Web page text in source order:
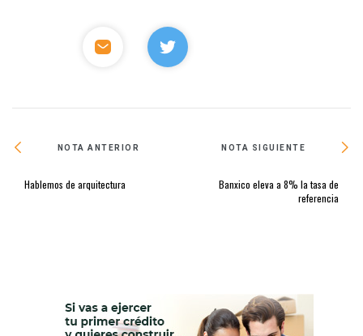
NOTA ANTERIOR
Hablemos de arquitectura
NOTA SIGUIENTE
Banxico eleva a 8% la tasa de
referencia